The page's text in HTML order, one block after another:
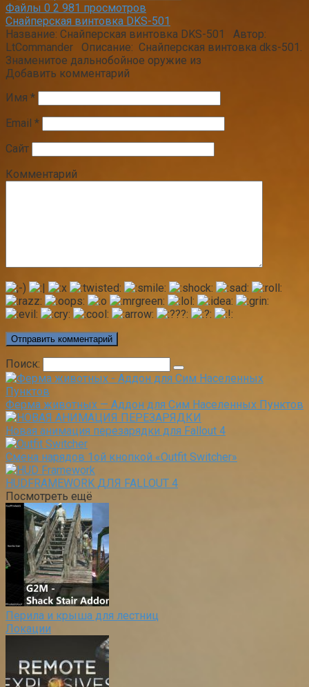
Файлы 0 2 981 просмотров
Снайперская винтовка DKS-501
Название: Снайперская винтовка DKS-501 Автор:
LtCommander Описание: Снайперская винтовка dks-501.
Знаменитое дальнобойное оружие из
Добавить комментарий
Имя *
Email *
Сайт
Комментарий
Поиск:
Ферма животных — Аддон для Сим Населенных Пунктов
Новая анимация перезарядки для Fallout 4
Смена нарядов 1ой кнопкой «Outfit Switcher»
HUDFRAMEWORK ДЛЯ FALLOUT 4
Посмотреть ещё
Перила и крыша для лестниц
Локации